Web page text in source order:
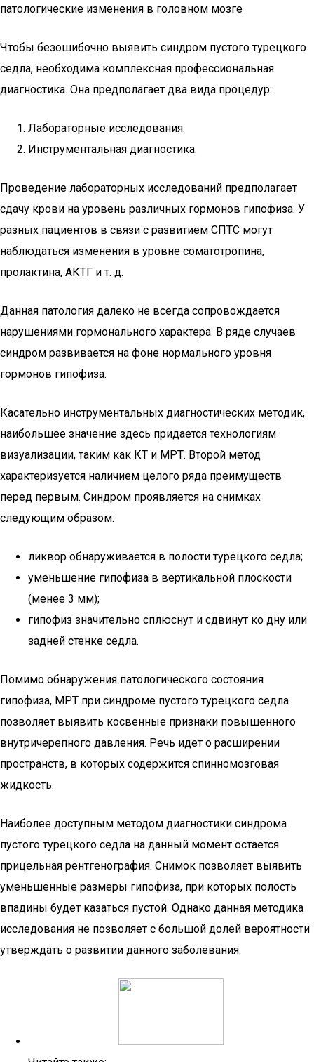
патологические изменения в головном мозге
Чтобы безошибочно выявить синдром пустого турецкого
седла, необходима комплексная профессиональная
диагностика. Она предполагает два вида процедур:
Лабораторные исследования.
Инструментальная диагностика.
Проведение лабораторных исследований предполагает
сдачу крови на уровень различных гормонов гипофиза. У
разных пациентов в связи с развитием СПТС могут
наблюдаться изменения в уровне соматотропина,
пролактина, АКТГ и т. д.
Данная патология далеко не всегда сопровождается
нарушениями гормонального характера. В ряде случаев
синдром развивается на фоне нормального уровня
гормонов гипофиза.
Касательно инструментальных диагностических методик,
наибольшее значение здесь придается технологиям
визуализации, таким как КТ и МРТ. Второй метод
характеризуется наличием целого ряда преимуществ
перед первым. Синдром проявляется на снимках
следующим образом:
ликвор обнаруживается в полости турецкого седла;
уменьшение гипофиза в вертикальной плоскости
(менее 3 мм);
гипофиз значительно сплюснут и сдвинут ко дну или
задней стенке седла.
Помимо обнаружения патологического состояния
гипофиза, МРТ при синдроме пустого турецкого седла
позволяет выявить косвенные признаки повышенного
внутричерепного давления. Речь идет о расширении
пространств, в которых содержится спинномозговая
жидкость.
Наиболее доступным методом диагностики синдрома
пустого турецкого седла на данный момент остается
прицельная рентгенография. Снимок позволяет выявить
уменьшенные размеры гипофиза, при которых полость
впадины будет казаться пустой. Однако данная методика
исследования не позволяет с большой долей вероятности
утверждать о развитии данного заболевания.